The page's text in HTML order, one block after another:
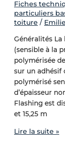
Fiches
particuliers
toiture /
Généralités
(sensible à la
polymérisée
sur un
polymérisé
d’épaisseur
Flashing est
et 15,25 m
Lire la suite »